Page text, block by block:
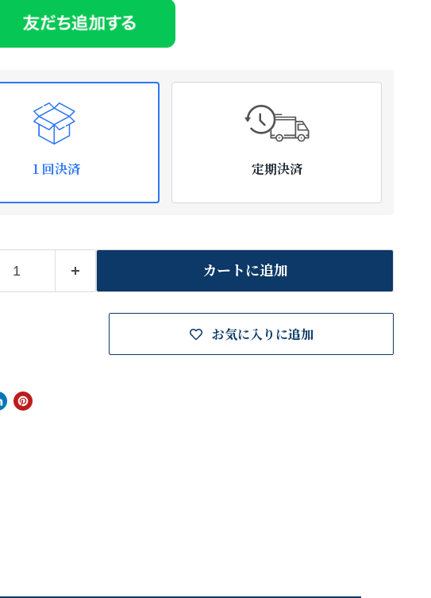
１回決済 定期決済
カートに追加
お気に入りに追加